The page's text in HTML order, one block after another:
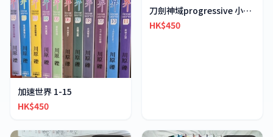
加速世界 1-15
HK$450
刀劍神域progressive 小說 全6册
HK$450